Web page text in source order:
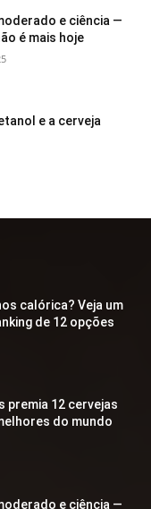
e ciência —
é mais hoje
e a cerveja
calórica? Veja um
de 12 opções
premia 12 cervejas
do mundo
e ciência —